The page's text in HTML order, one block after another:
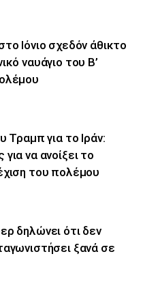
Ιόνιο σχεδόν άθικτο
ναυάγιο του Β’
Τραμπ για το Ιράν:
να ανοίξει το
του πολέμου
δηλώνει ότι δεν
ξανά σε